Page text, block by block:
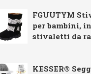
FGUUTYM
per bambini,
stivaletti da
KESSER®